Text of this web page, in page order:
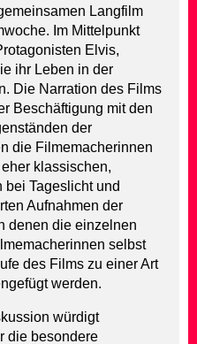
Langfilm
Im Mittelpunkt
Elvis,
ihr Leben in der
Die Narration des Films
Beschäftigung mit den
der
die Filmemacherinnen
klassischen,
bei Tageslicht und
Aufnahmen der
denen die einzelnen
selbst
des Films zu einer Art
werden.
würdigt
die besondere